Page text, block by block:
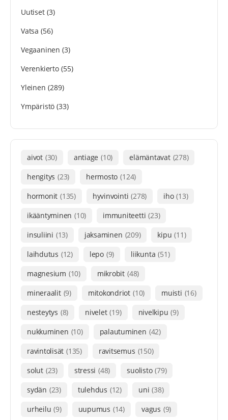
Uutiset(3)
Vatsa (56)
Vegaaninen (3)
Verenkierto(55)
Yleinen (289)
Ympäristö (33)
aivot (30) antiage (10) elämäntavat (278)
hengitys (23) hermosto (124)
hormonit (135) hyvinvointi (278) iho (13)
ikääntyminen (10) immuniteetti (23)
insuliini (13) jaksaminen (209) kipu (11)
laihdutus (12) lepo (9) liikunta (51)
magnesium (10) mikrobit (48)
mineraalit (9) mitokondriot (10) muisti (16)
nesteytys (8) nivelet (19) nivelkipu (9)
nukkuminen (10) palautuminen (42)
ravintolisät (135) ravitsemus (150)
solut (23) stressi (48) suolisto (79)
sydän (23) tulehdus (12) uni (38)
urheilu (9) uupumus (14) vagus (9)